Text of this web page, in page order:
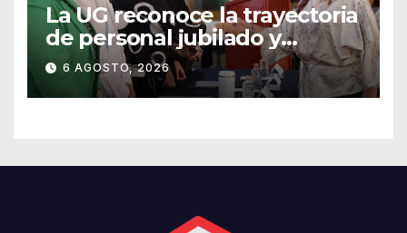
La UG reconoce la trayectoria
de personal jubilado y
agradece su legado
6 AGOSTO, 2026